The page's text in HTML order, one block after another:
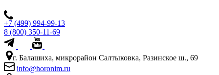
+7 (499) 994-99-13
8 (800) 350-11-69
г. Балашиха, микрорайон Салтыковка, Разинское ш., 69
info@horonim.ru